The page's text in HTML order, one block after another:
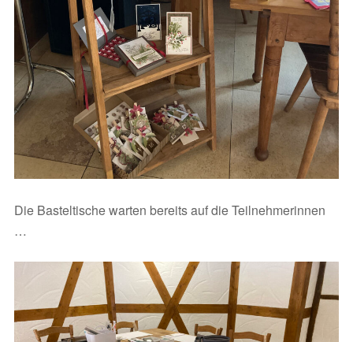
Die Basteltische warten bereits auf die Teilnehmerinnen
…